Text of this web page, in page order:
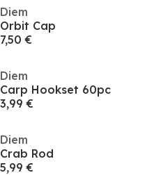
Diem
Orbit Cap
7,50 €
Diem
Carp Hookset 60pc
3,99 €
Diem
Crab Rod
5,99 €